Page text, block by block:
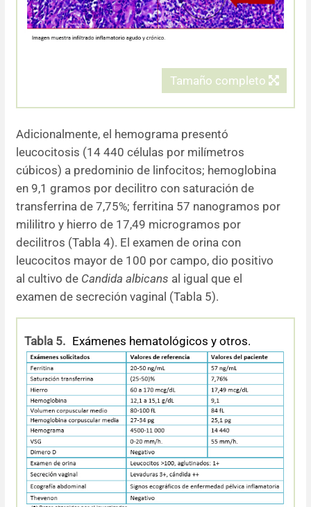
Tamaño completo
Adicionalmente, el hemograma presentó
leucocitosis (14 440 células por milímetros
cúbicos) a predominio de linfocitos; hemoglobina
en 9,1 gramos por decilitro con saturación de
transferrina de 7,75%; ferritina 57 nanogramos por
mililitro y hierro de 17,49 microgramos por
decilitros (Tabla 4). El examen de orina con
leucocitos mayor de 100 por campo, dio positivo
al cultivo de Candida albicans al igual que el
examen de secreción vaginal (Tabla 5).
Tabla 5. Exámenes hematológicos y otros.